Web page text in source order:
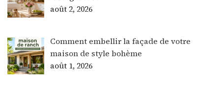
août 2, 2026
Comment embellir la façade de votre
maison de style bohème
août 1, 2026